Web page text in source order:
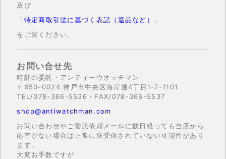
及び
「特定商取引法に基づく表記（返品など）
」
をご覧ください。
お問い合せ先
時計の委託・アンティーウオッチマン
〒650-0024 神戸市中央区海岸通4丁目1-7-1101
TEL/078-366-5536・FAX/078-366-5537
shop@antiwatchman.com
お問い合わせやご委託依頼メールに数日経っても当店から
応答がない場合は正常に送受信されていない可能性があり
ます。
大変お手数ですが